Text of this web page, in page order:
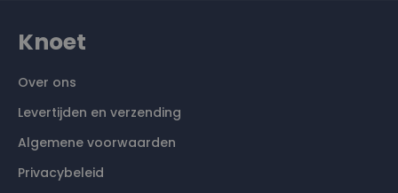
Knoet
Over ons
Levertijden en verzending
Algemene voorwaarden
Privacybeleid